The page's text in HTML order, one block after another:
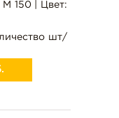
150 | Цвет:
шт/